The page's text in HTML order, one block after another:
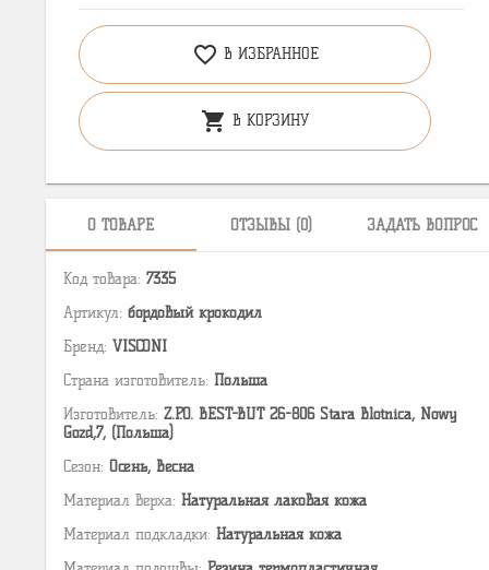
favorite_border В ИЗБРАННОЕ
shopping_cart В КОРЗИНУ
О ТОВАРЕ ОТЗЫВЫ (0) ЗАДАТЬ ВОПРОС
Код товара: 7335
Артикул: бордовый крокодил
Бренд: VISCONI
Страна изготовитель: Польша
Изготовитель: Z.P.O. BEST-BUT 26-806 Stara Blotnica, Nowy
Gozd,7, (Польша)
Сезон: Осень, Весна
Материал верха: Натуральная лаковая кожа
Материал подкладки: Натуральная кожа